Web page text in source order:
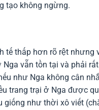
tạo không ngừng.
tế thấp hơn rõ rệt nhưng
vẫn tồn tại và phải
như Nga không cân
trang trại ở Nga được
giống như thời xô viết